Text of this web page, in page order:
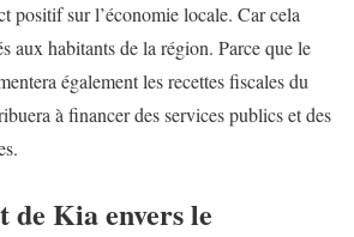
positif sur l’économie locale. Car cela
aux habitants de la région. Parce que le
également les recettes fiscales du
à financer des services publics et des
de Kia envers le